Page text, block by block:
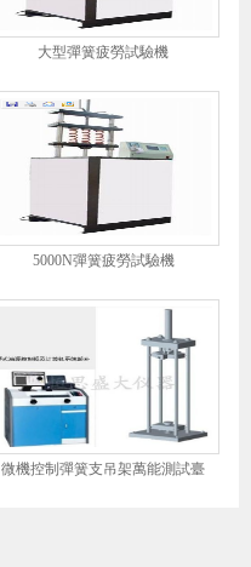
大型彈簧疲勞試驗機
5000N彈簧疲勞試驗機
微機控制彈簧支吊架萬能測試臺